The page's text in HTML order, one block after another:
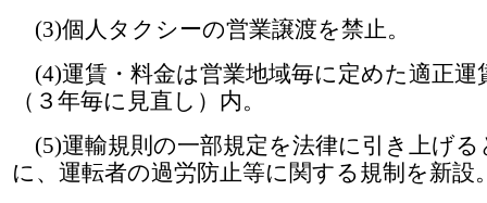
(3)個人タクシーの営業譲渡を禁止。
(4)運賃・料金は営業地域毎に定めた適正運
（３年毎に見直し）内。
(5)運輸規則の一部規定を法律に引き上げる
に、運転者の過労防止等に関する規制を新設